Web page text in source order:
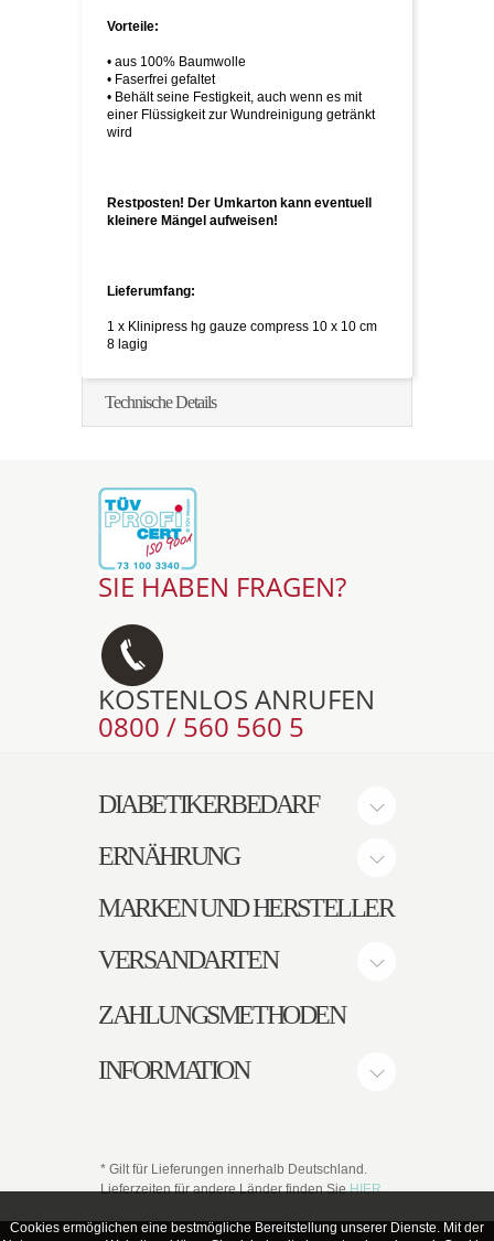
Cookies ermöglichen eine bestmögliche Bereitstellung unserer Dienste. Mit der
Vorteile:
• aus 100% Baumwolle
• Faserfrei gefaltet
• Behält seine Festigkeit, auch wenn es mit
einer Flüssigkeit zur Wundreinigung getränkt
wird
Restposten! Der Umkarton kann eventuell
kleinere Mängel aufweisen!
Lieferumfang:
1 x Klinipress hg gauze compress 10 x 10 cm
8 lagig
Technische Details
SIE HABEN FRAGEN?
KOSTENLOS ANRUFEN
0800 / 560 560 5
DIABETIKERBEDARF
ERNÄHRUNG
MARKEN UND HERSTELLER
VERSANDARTEN
ZAHLUNGSMETHODEN
INFORMATION
* Gilt für Lieferungen innerhalb Deutschland.
Lieferzeiten für andere Länder finden SieHIER